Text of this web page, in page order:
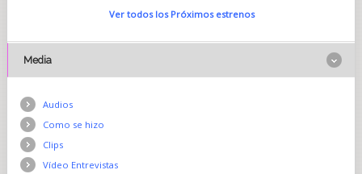
Ver todos los Próximos estrenos
Media
Audios
Como se hizo
Clips
Vídeo Entrevistas